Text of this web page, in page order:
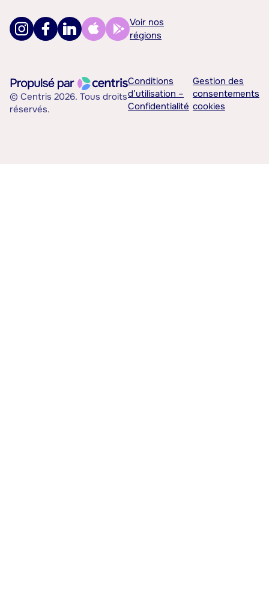
Voir nos
régions
© Centris 2026. Tous droits
réservés.
Conditions
d’utilisation –
Confidentialité
Gestion des
consentements
cookies